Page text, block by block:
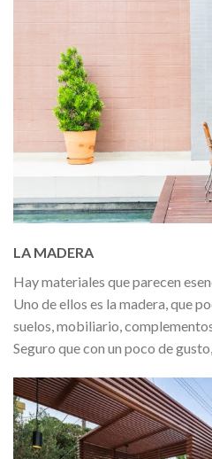
LA MADERA
Hay materiales que parecen
Uno de ellos es la madera, que
suelos, mobiliario,
Seguro que con un poco de